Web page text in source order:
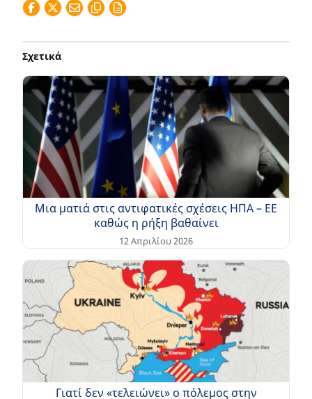
Σχετικά
Μια ματιά στις αντιφατικές σχέσεις ΗΠΑ – EE
καθώς η ρήξη βαθαίνει
12 Απριλίου 2026
Γιατί δεν «τελειώνει» ο πόλεμος στην